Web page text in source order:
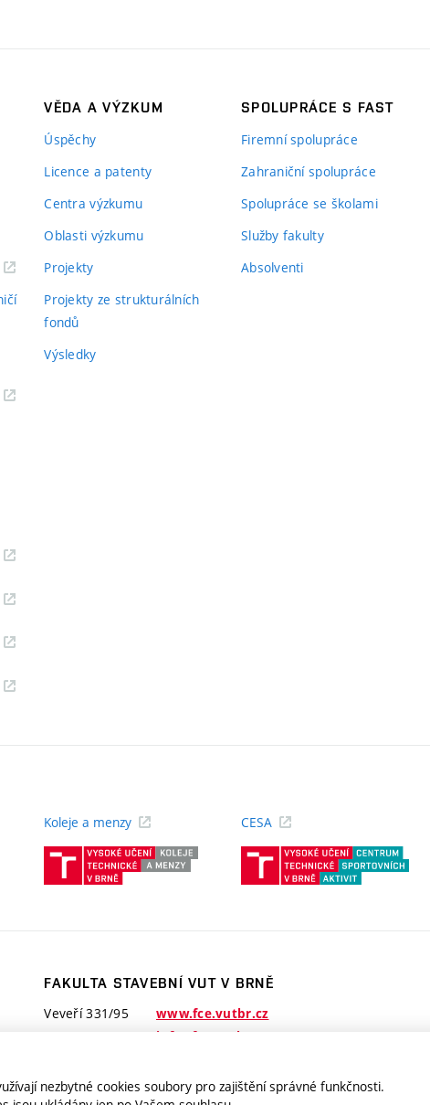
VĚDA A VÝZKUM
Úspěchy
Licence a patenty
Centra výzkumu
Oblasti výzkumu
Projekty
Projekty ze strukturálních
fondů
Výsledky
SPOLUPRÁCE S FAST
Firemní spolupráce
Zahraniční spolupráce
Spolupráce se školami
Služby fakulty
Absolventi
Koleje a menzy
(externí
CESA
FAKULTA STAVEBNÍ VUT V BRNĚ
Veveří 331/95
www.fce.vutbr.cz
info@fce.vutbr.cz
nezbytné cookies soubory pro zajištění správné funkčnosti.